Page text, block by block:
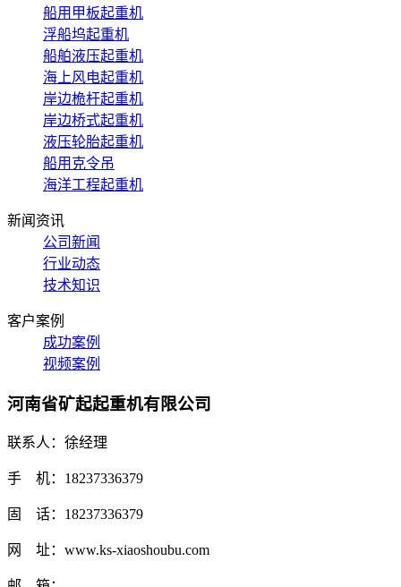
船用甲板起重机
浮船坞起重机
船舶液压起重机
海上风电起重机
岸边桅杆起重机
岸边桥式起重机
液压轮胎起重机
船用克令吊
海洋工程起重机
新闻资讯
公司新闻
行业动态
技术知识
客户案例
成功案例
视频案例
河南省矿起起重机有限公司
联系人：徐经理
手 机：18237336379
固 话：18237336379
网 址：www.ks-xiaoshoubu.com